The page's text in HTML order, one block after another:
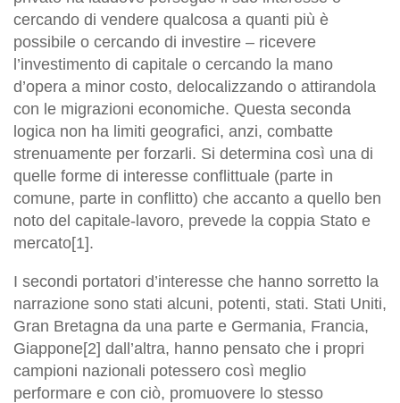
cercando di vendere qualcosa a quanti più è
possibile o cercando di investire – ricevere
l’investimento di capitale o cercando la mano
d’opera a minor costo, delocalizzando o attirandola
con le migrazioni economiche. Questa seconda
logica non ha limiti geografici, anzi, combatte
strenuamente per forzarli. Si determina così una di
quelle forme di interesse conflittuale (parte in
comune, parte in conflitto) che accanto a quello ben
noto del capitale-lavoro, prevede la coppia Stato e
mercato[1].
I secondi portatori d’interesse che hanno sorretto la
narrazione sono stati alcuni, potenti, stati. Stati Uniti,
Gran Bretagna da una parte e Germania, Francia,
Giappone[2] dall’altra, hanno pensato che i propri
campioni nazionali potessero così meglio
performare e con ciò, promuovere lo stesso